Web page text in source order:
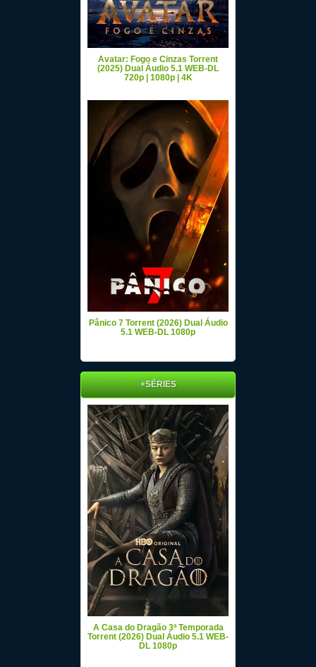
Avatar: Fogo e Cinzas Torrent
(2025) Dual Áudio 5.1 WEB-DL
720p | 1080p | 4K
Pânico 7 Torrent (2026) Dual Áudio
5.1 WEB-DL 1080p
+SÉRIES
A Casa do Dragão 3ª Temporada
Torrent (2026) Dual Áudio 5.1 WEB-
DL 1080p